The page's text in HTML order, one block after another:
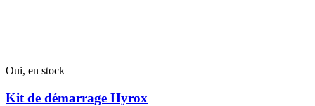
Oui, en stock
Kit de démarrage Hyrox